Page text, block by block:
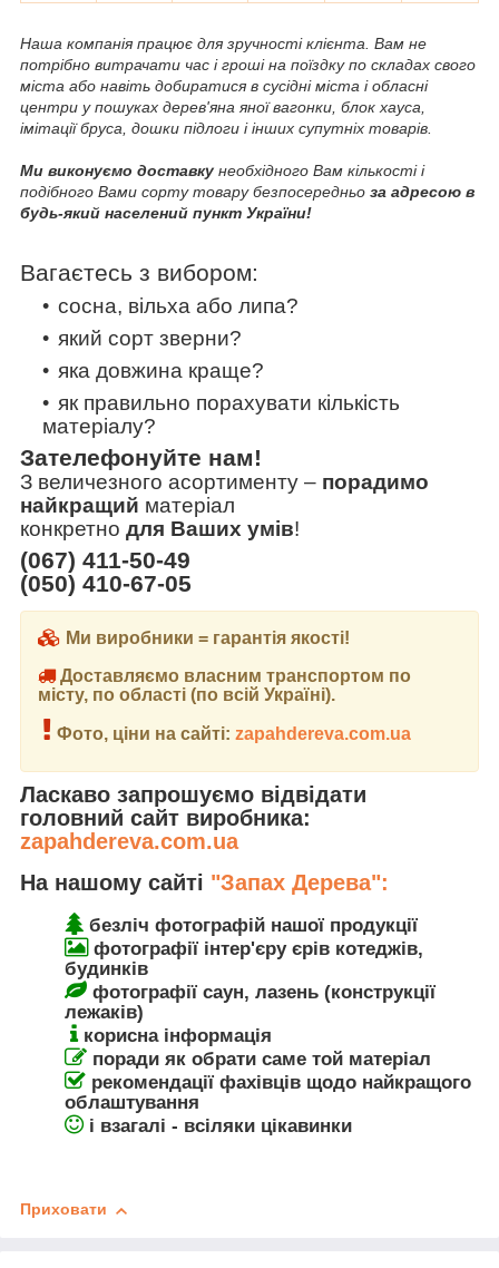
Наша компанія працює для зручності клієнта. Вам не
потрібно витрачати час і гроші на поїздку по складах свого
міста або навіть добиратися в сусідні міста і обласні
центри у пошуках дерев'яна яної вагонки, блок хауса,
імітації бруса, дошки підлоги і інших супутніх товарів.
Ми виконуємо доставку необхідного Вам кількості і
подібного Вами сорту товару безпосередньо за адресою в
будь-який населений пункт України!
Вагаєтесь з вибором:
сосна, вільха або липа?
який сорт зверни?
яка довжина краще?
як правильно порахувати кількість
матеріалу?
Зателефонуйте нам!
З величезного асортименту – порадимо
найкращий матеріал
конкретно для Ваших умів!
(067) 411-50-49
(050) 410-67-05
Ми виробники = гарантія якості!
Доставляємо власним транспортом по
місту, по області (по всій Україні).
Фото, ціни на сайті: zapahdereva.com.ua
Ласкаво запрошуємо відвідати
головний сайт виробника:
zapahdereva.com.ua
На нашому сайті "Запах Дерева":
безліч фотографій нашої продукції
фотографії інтер'єру єрів котеджів,
будинків
фотографії саун, лазень (конструкції
лежаків)
корисна інформація
поради як обрати саме той матеріал
рекомендації фахівців щодо найкращого
облаштування
і взагалі - всіляки цікавинки
Приховати